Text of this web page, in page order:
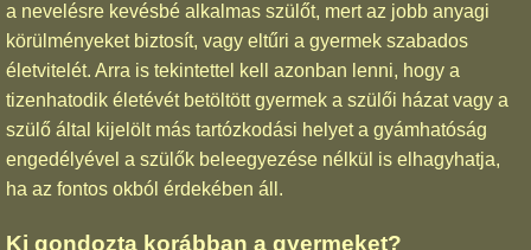
a nevelésre kevésbé alkalmas szülőt, mert az jobb anyagi
körülményeket biztosít, vagy eltűri a gyermek szabados
életvitelét. Arra is tekintettel kell azonban lenni, hogy a
tizenhatodik életévét betöltött gyermek a szülői házat vagy a
szülő által kijelölt más tartózkodási helyet a gyámhatóság
engedélyével a szülők beleegyezése nélkül is elhagyhatja,
ha az fontos okból érdekében áll.
Ki gondozta korábban a gyermeket?